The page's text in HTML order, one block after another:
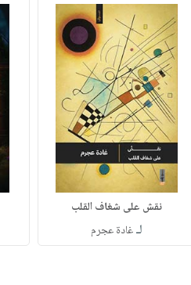
نقش على شغاف القلب
لـغادة عجرم